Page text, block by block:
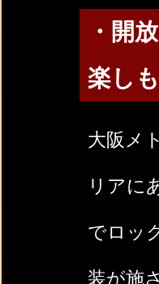
・開
楽し
大阪メ
リアに
でロッ
装が施